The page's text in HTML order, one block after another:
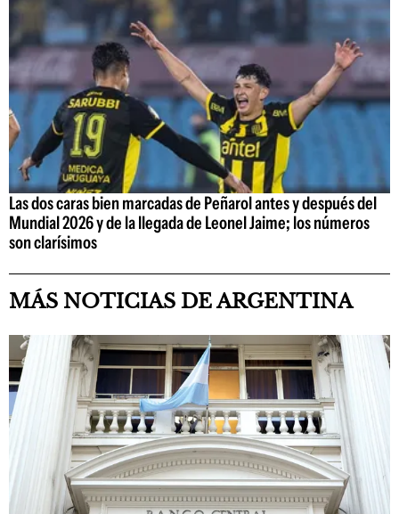
Las dos caras bien marcadas de Peñarol antes y después del
Mundial 2026 y de la llegada de Leonel Jaime; los números
son clarísimos
MÁS NOTICIAS DE ARGENTINA